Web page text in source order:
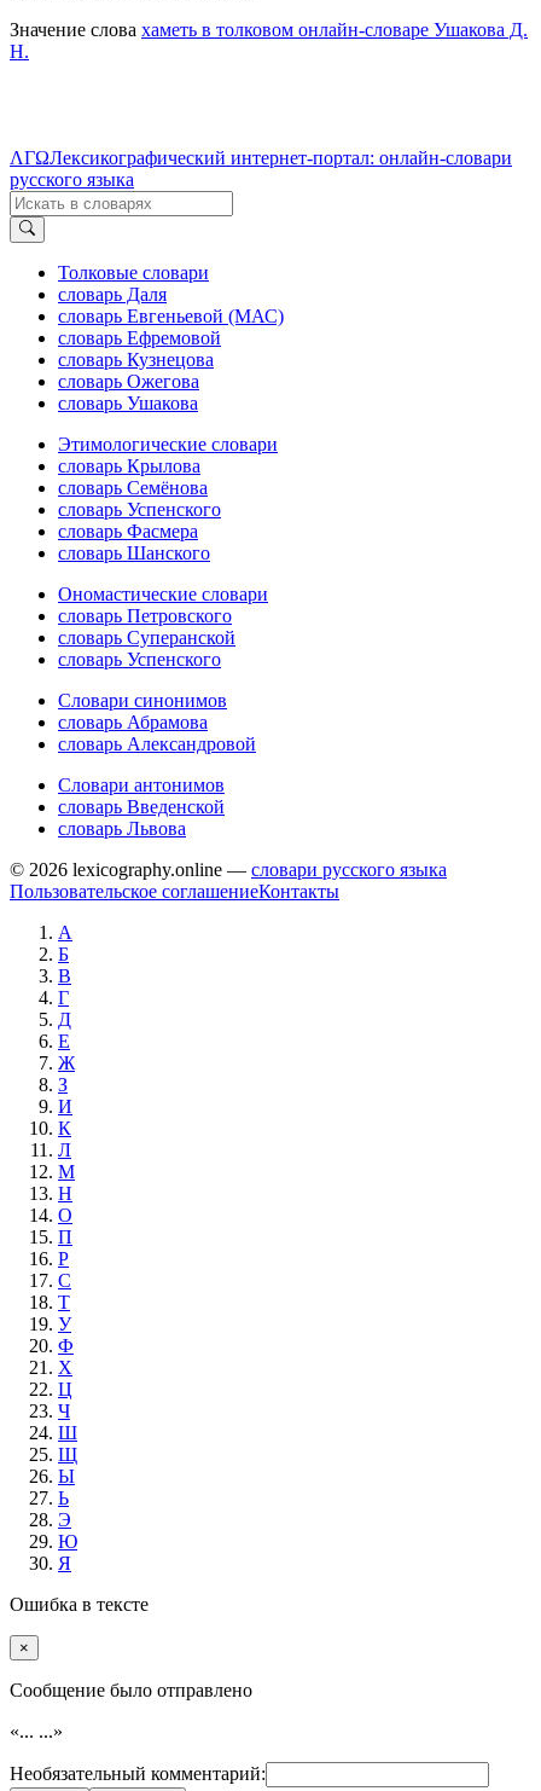
Значение слова хаметь в толковом онлайн-словаре Ушакова Д.
Н.
ΛΓΩЛексикографический интернет-портал: онлайн-словари
русского языка
Толковые словари
словарь Даля
словарь Евгеньевой (МАС)
словарь Ефремовой
словарь Кузнецова
словарь Ожегова
словарь Ушакова
Этимологические словари
словарь Крылова
словарь Семёнова
словарь Успенского
словарь Фасмера
словарь Шанского
Ономастические словари
словарь Петровского
словарь Суперанской
словарь Успенского
Словари синонимов
словарь Абрамова
словарь Александровой
Словари антонимов
словарь Введенской
словарь Львова
© 2026 lexicography.online — словари русского языка
Пользовательское соглашениеКонтакты
А
Б
В
Г
Д
Е
Ж
З
И
К
Л
М
Н
О
П
Р
С
Т
У
Ф
Х
Ц
Ч
Ш
Щ
Ы
Ь
Э
Ю
Я
Ошибка в тексте
×
Cообщение было отправлено
«... ...»
Необязательный комментарий: